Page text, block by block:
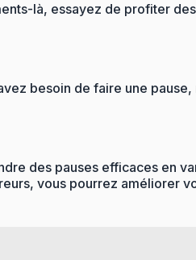
là, essayez de profiter
besoin de faire une pause,
des pauses efficaces en
vous pourrez améliorer